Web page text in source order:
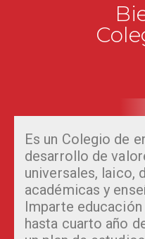
Es un Colegio de
desarrollo de
universales, laico,
académicas y
Imparte
hasta cuarto año